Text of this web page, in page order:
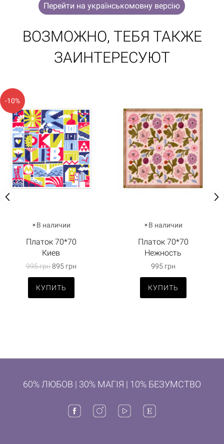
ВОЗМОЖНО, ТЕБЯ ТАКЖЕ
ЗАИНТЕРЕСУЮТ
-10%
В наличии
Платок 70*70
Киев
995 грн895 грн
КУПИТЬ
В наличии
Платок 70*70
Нежность
995 грн
КУПИТЬ
60% ЛЮБОВ | 30% МАГІЯ | 10% БЕЗУМСТВО
Перейти на українськомовну версію